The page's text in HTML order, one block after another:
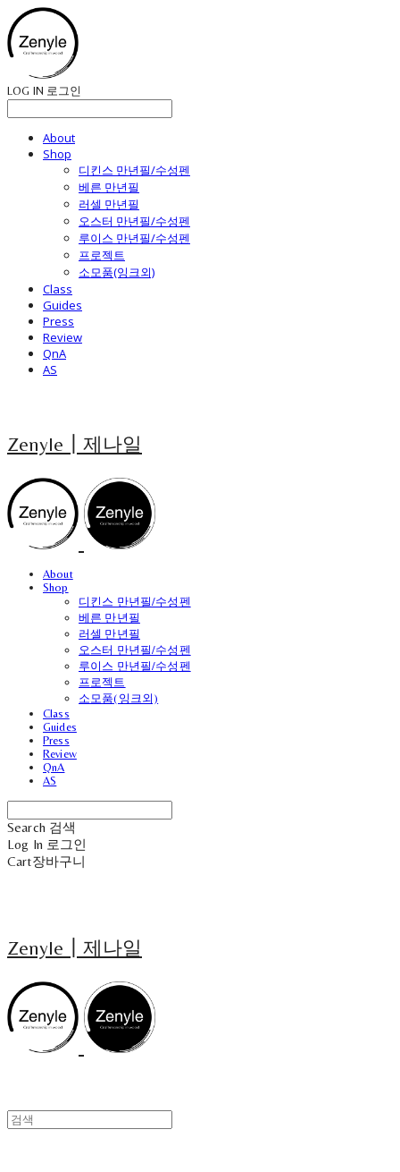
LOG IN 로그인
About
Shop
디킨스 만년필/수성펜
베른 만년필
러셀 만년필
오스터 만년필/수성펜
루이스 만년필/수성펜
프로젝트
소모품(잉크외)
Class
Guides
Press
Review
QnA
AS
Zenyle┃제나일
About
Shop
디킨스 만년필/수성펜
베른 만년필
러셀 만년필
오스터 만년필/수성펜
루이스 만년필/수성펜
프로젝트
소모품(잉크외)
Class
Guides
Press
Review
QnA
AS
Search 검색
Log In 로그인
Cart장바구니
Zenyle┃제나일